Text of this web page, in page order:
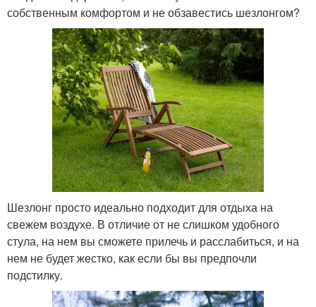
собственным комфортом и не обзавестись шезлонгом?
Шезлонг просто идеально подходит для отдыха на
свежем воздухе. В отличие от не слишком удобного
стула, на нем вы сможете прилечь и расслабиться, и на
нем не будет жестко, как если бы вы предпочли
подстилку.